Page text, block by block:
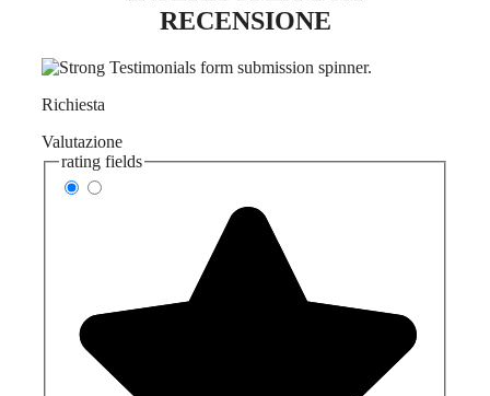
RECENSIONE
Richiesta
Valutazione
rating fields